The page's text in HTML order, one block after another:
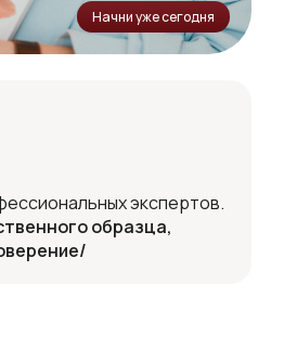
экспертов.
образца,
Начни уже сегодня